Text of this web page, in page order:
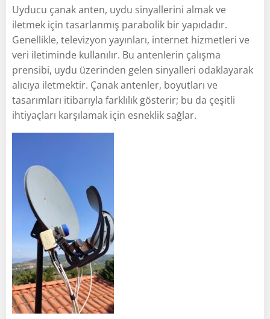
Uyducu çanak anten, uydu sinyallerini almak ve
iletmek için tasarlanmış parabolik bir yapıdadır.
Genellikle, televizyon yayınları, internet hizmetleri ve
veri iletiminde kullanılır. Bu antenlerin çalışma
prensibi, uydu üzerinden gelen sinyalleri odaklayarak
alıcıya iletmektir. Çanak antenler, boyutları ve
tasarımları itibarıyla farklılık gösterir; bu da çeşitli
ihtiyaçları karşılamak için esneklik sağlar.